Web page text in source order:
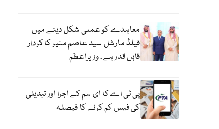
معاہدے کو عملی شکل دینے میں
فیلڈ مارشل سید عاصم منیر کا کردار
قابل قدر ہے، وزیراعظم
پی ٹی اے کا ای سم کے اجرا اور تبدیلی
کی فیس کم کرنے کا فیصلہ